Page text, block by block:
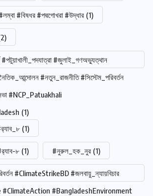
#বিষধর #পদ্মগোখরা #উদ্ধার (1)
#পটুয়াখালী_পদযাত্রা #জুলাই_গণঅভ্যুত্থান
#নতুন_রাজনীতি #সিস্টেম_পরিবর্তন
#NCP_Patuakhali
(1)
(1)
৮ (1) #নুরুল_হক_নুর (1)
#ClimateStrikeBD #জলবায়ু_ন্যায়বিচার
#ClimateAction #BangladeshEnvironment